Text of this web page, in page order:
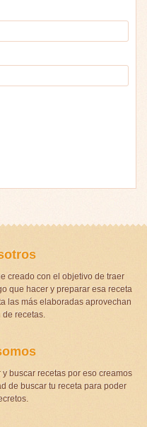
creado con el objetivo de traer
que hacer y preparar esa receta
las más elaboradas aprovechan
recetas.
buscar recetas por eso creamos
de buscar tu receta para poder